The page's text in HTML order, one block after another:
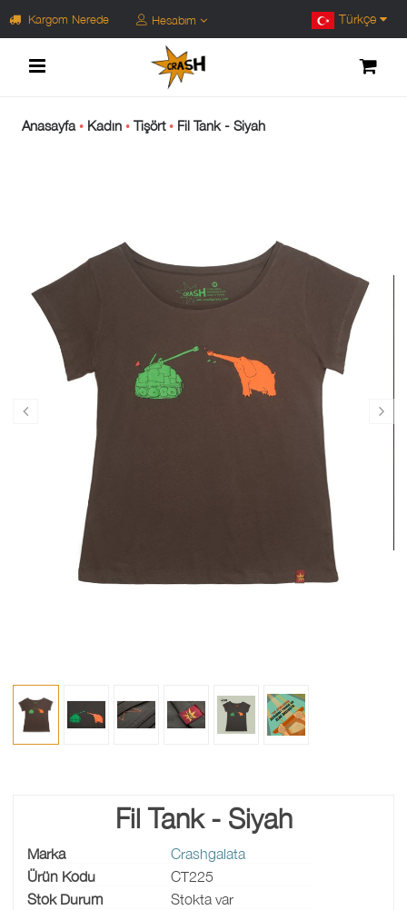
Türkçe
Kargom Nerede Hesabım
Anasayfa Kadın Tişört Fil Tank - Siyah
Fil Tank - Siyah
Marka
Crashgalata
Ürün Kodu
CT225
Stok Durum
Stokta var